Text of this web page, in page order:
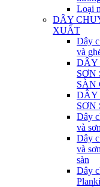
Loại
DÂY
XUẤT
Dây
và
DÂY
SƠN
SÀN
DÂY
SƠN
Dây
và
Dây
và
sàn
Dây